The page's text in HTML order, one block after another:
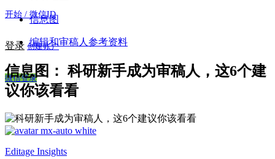
开始 / 微信ID
登录 创建账户
微信登录
信息图
编辑和审稿人参考资料
信息图： 科研新手成为审稿人，这6个建
议你该看看
Editage Insights